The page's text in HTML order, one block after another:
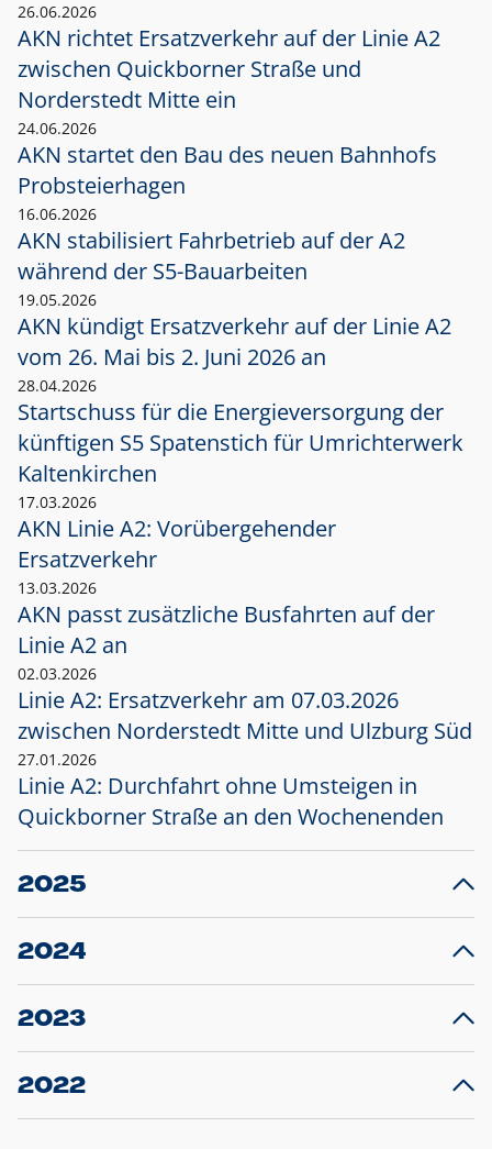
26.06.2026
AKN richtet Ersatzverkehr auf der Linie A2
zwischen Quickborner Straße und
Norderstedt Mitte ein
24.06.2026
AKN startet den Bau des neuen Bahnhofs
Probsteierhagen
16.06.2026
AKN stabilisiert Fahrbetrieb auf der A2
während der S5-Bauarbeiten
19.05.2026
AKN kündigt Ersatzverkehr auf der Linie A2
vom 26. Mai bis 2. Juni 2026 an
28.04.2026
Startschuss für die Energieversorgung der
künftigen S5 Spatenstich für Umrichterwerk
Kaltenkirchen
17.03.2026
AKN Linie A2: Vorübergehender
Ersatzverkehr
13.03.2026
AKN passt zusätzliche Busfahrten auf der
Linie A2 an
02.03.2026
Linie A2: Ersatzverkehr am 07.03.2026
zwischen Norderstedt Mitte und Ulzburg Süd
27.01.2026
Linie A2: Durchfahrt ohne Umsteigen in
Quickborner Straße an den Wochenenden
2025
23.12.2025
Projekt S5: Start der Bauarbeiten am
2024
10.12.2024
Großprojekt S5: Sperrung der Bahnstraße in
2023
20.12.2023
Schleswig-Holstein verlängert den
2022
22.12.2022